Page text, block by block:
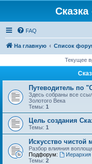
FAQ
На главную Список
Текущее
Путеводитель по
Здесь собраны все
Золотого Века
Темы: 1
Цель создания
Темы: 1
Искусство
Разбор влияния
Подфорум:
Темы: 2